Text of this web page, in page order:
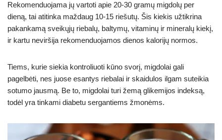
Rekomenduojama jų vartoti apie 20-30 gramų migdolų per
dieną, tai atitinka maždaug 10-15 riešutų. Šis kiekis užtikrina
pakankamą sveikųjų riebalų, baltymų, vitaminų ir mineralų kiekį,
ir kartu neviršija rekomenduojamos dienos kalorijų normos.
Tiems, kurie siekia kontroliuoti kūno svorį, migdolai gali
pagelbėti, nes juose esantys riebalai ir skaidulos ilgam suteikia
sotumo jausmą. Be to, migdolai turi žemą glikemijos indeksą,
todėl yra tinkami diabetu sergantiems žmonėms.